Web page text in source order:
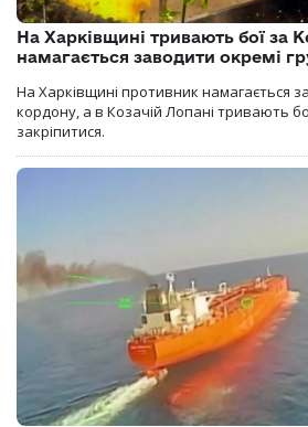
На Харківщині тривають бої за
намагається заводити окремі
На Харківщині противник намагається
кордону, а в Козачій Лопані тривають
закріпитися.